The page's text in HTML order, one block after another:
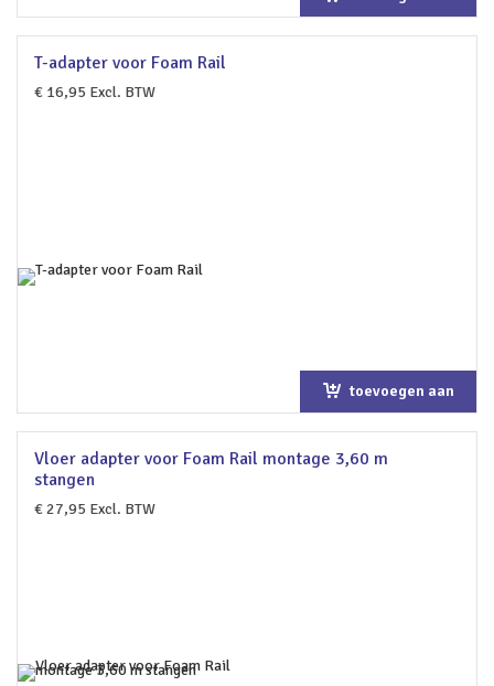
winkelwagen
T-adapter voor Foam Rail
€ 16,95 Excl. BTW
toevoegen aan
winkelwagen
Vloer adapter voor Foam Rail montage 3,60 m
stangen
€27,95 Excl. BTW